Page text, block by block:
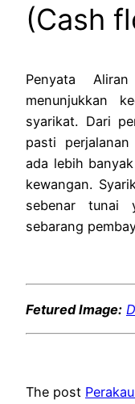
(Cash
Penyata
menunjukkan
syarikat. Dari
pasti
ada lebih
kewangan.
sebenar tunai
sebarang
Fetured Image:
The post